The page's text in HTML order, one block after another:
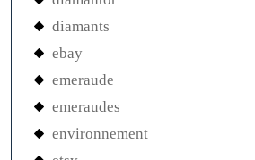
diamants
ebay
emeraude
emeraudes
environnement